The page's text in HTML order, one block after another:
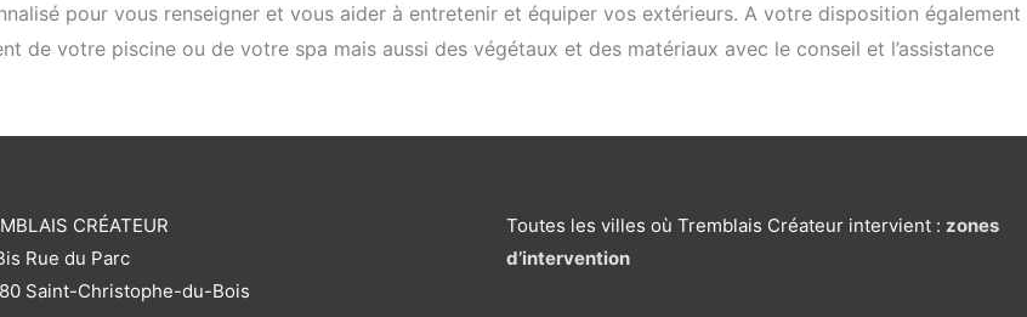
pour vous renseigner et vous aider à entretenir et équiper vos extérieurs. A votre disposition également
de votre piscine ou de votre spa mais aussi des végétaux et des matériaux avec le conseil et l’assistance
CRÉATEUR
Rue du Parc
Saint-Christophe-du-Bois
Toutes les villes où Tremblais Créateur intervient : zones
d’intervention
facebookinstagramlinkedin youtubepinterest